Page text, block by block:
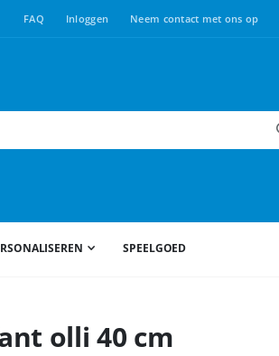
FAQ Inloggen Neem contact met ons op
SPEELGOED
olli 40 cm